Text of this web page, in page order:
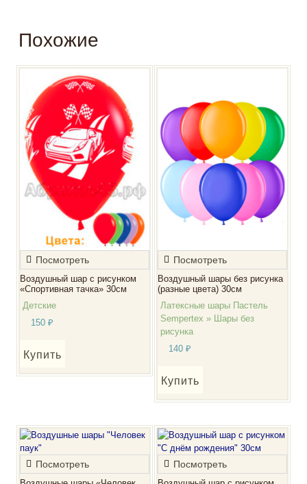
Похожие
Посмотреть
Воздушный шар с рисунком
«Спортивная тачка» 30см
Детские
150 ₽
Купить
Посмотреть
Воздушный шары без рисунка
(разные цвета) 30см
Латексные шары Пастель
Sempertex » Шары без
рисунка
140 ₽
Купить
Посмотреть Посмотреть